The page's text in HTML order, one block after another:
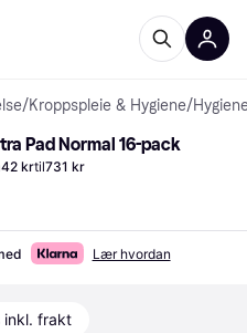
/Kroppspleie & Hygiene/
Pad Normal 16-pack
42 krtil731 kr
Lær hvordan
inkl. frakt